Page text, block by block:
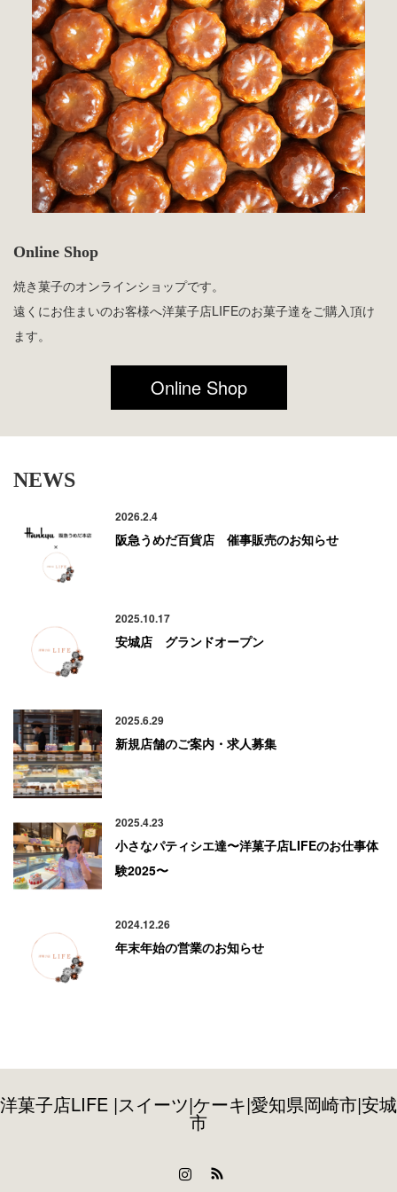
Online Shop
焼き菓子のオンラインショップです。
遠くにお住まいのお客様へ洋菓子店LIFEのお菓子達をご購入頂け
ます。
Online Shop
NEWS
2026.2.4
阪急うめだ百貨店 催事販売のお知らせ
2025.10.17
安城店 グランドオープン
2025.6.29
新規店舗のご案内・求人募集
2025.4.23
小さなパティシエ達〜洋菓子店LIFEのお仕事体
験2025〜
2024.12.26
年末年始の営業のお知らせ
洋菓子店LIFE |スイーツ|ケーキ|愛知県岡崎市|安城
市